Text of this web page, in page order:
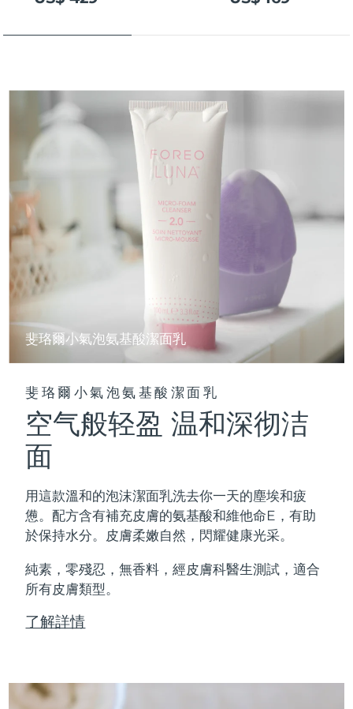
斐珞爾小氣泡氨基酸潔面乳
斐珞爾小氣泡氨基酸潔面乳
空气般轻盈 温和深彻洁
面
用這款溫和的泡沫潔面乳洗去你一天的塵埃和疲
憊。配方含有補充皮膚的氨基酸和維他命E，有助
於保持水分。皮膚柔嫩自然，閃耀健康光采。
純素，零殘忍，無香料，經皮膚科醫生測試，適合
所有皮膚類型。
了解詳情